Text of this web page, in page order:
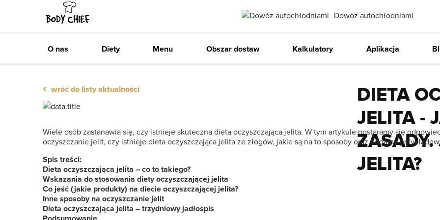
Dowóz autochłodniami
Item
O nas Diety Menu Obszar dostaw Kalkulatory Aplikacja
‹ wróć do listy aktualności
5/28/2024
Porady
DIETA
JELITA -
ZASADY.
JELITA?
Wiele osób zastanawia się, czy istnieje skuteczna dieta oczyszczająca jelita. W tym artykule postaramy się
oczyszczanie jelit, czy istnieje dieta oczyszczająca jelita ze złogów, jakie są na to sposoby oraz podamy
Spis treści:
Dieta oczyszczająca jelita – co to takiego?
Wskazania do stosowania diety oczyszczającej jelita
Co jeść (jakie produkty) na diecie oczyszczającej jelita?
Inne sposoby na oczyszczanie jelit
Dieta oczyszczająca jelita – trzydniowy jadłospis